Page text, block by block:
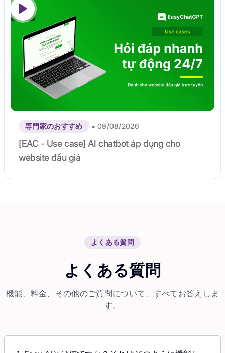
専門家のおすすめ • 09/08/2026
[EAC - Use case] AI chatbot áp dụng cho
website đấu giá
よくある質問
よくある質問
機能、料金、その他のご質問について、すべてお答えしま
す。